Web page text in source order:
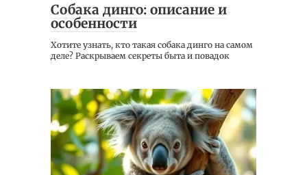
Собака динго: описание и
особенности
Хотите узнать, кто такая собака динго на самом
деле? Раскрываем секреты быта и повадок